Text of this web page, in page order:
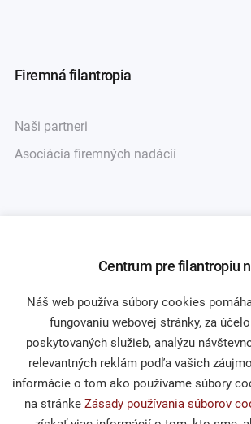
Firemná filantropia
Naši partneri
Asociácia firemných nadácií
Sprievodca darcovstvom
Občianska spoločnosť
Centrum pre filantropiu
Náš web používa súbory cookies
fungovaniu webovej stránky, za
poskytovaných služieb, analýzu
relevantných reklám podľa vašich
informácie o tom ako používame súbory
na stránke Zásady používania súborov